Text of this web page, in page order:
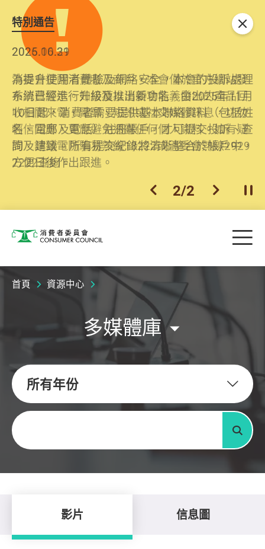
特別通告
2026.06.29
消委會提醒消費者及商戶，本會僅於官方網站發
布消費警示。如接獲以消委會名義發出的產品回
收相關來電、電郵、短訊或社交媒體訊息，切勿
輕信回應，更應避免透露任何個人資料。如有疑
問，請致電防騙易熱線18222或消委會熱線2929
2222查詢。
2025.10.31
為提升使用者體驗及網絡安全，本會的投訴處理
系統已經進行升級及推出新功能。由2025年11月
10日起，消費者需要提供基本聯絡資料（包括姓
名、電郵及電話）註冊帳戶，才可提交投訴、查
詢及建議。所有提交紀錄將清晰整合於帳戶中，
方便日後作出跟進。
上一個
2/2 下一個開
關閉
消費者委員會 目
首頁 資源中心
多媒體庫
所有年份
關鍵字
搜尋
影片 信息圖